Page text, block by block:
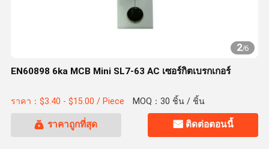
2/6
EN60898 6ka MCB Mini SL7-63 AC เซอร์กิตเบรกเกอร์
ราคา：$3.40 - $15.00 / Piece MOQ：30 ชิ้น / ชิ้น
ราคาถูกที่สุด ติดต่อตอนนี้